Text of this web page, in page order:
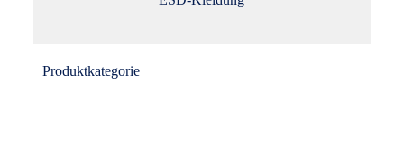
Produktkategorie